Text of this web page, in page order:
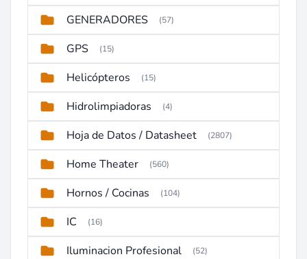
GENERADORES (57)
GPS (15)
Helicópteros (15)
Hidrolimpiadoras (4)
Hoja de Datos / Datasheet (2807)
Home Theater (560)
Hornos / Cocinas (104)
IC (16)
Iluminacion Profesional (52)